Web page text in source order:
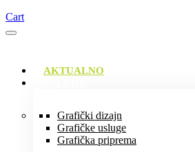
Cart
AKTUALNO
Grafički dizajn
Grafičke usluge
Grafička priprema